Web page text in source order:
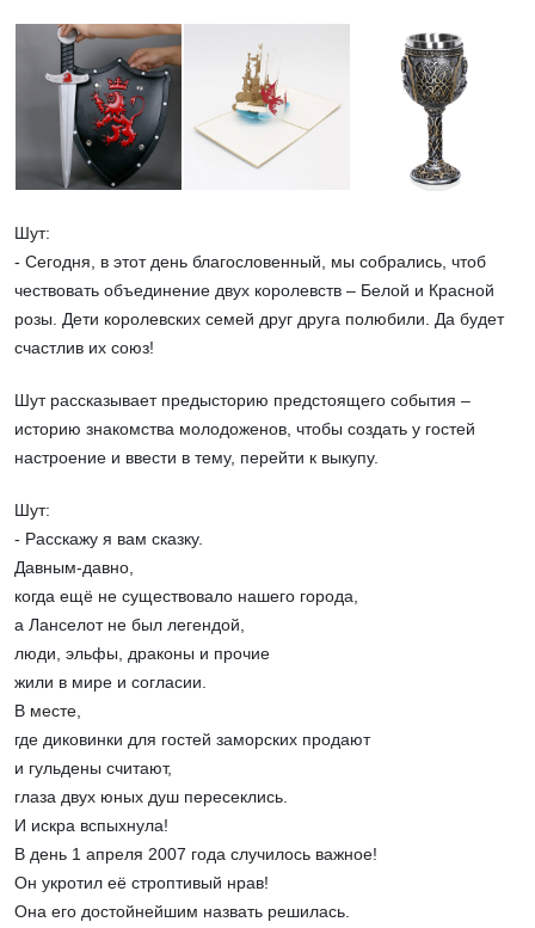
Шут:
- Сегодня, в этот день благословенный, мы собрались, чтоб
чествовать объединение двух королевств – Белой и Красной
розы. Дети королевских семей друг друга полюбили. Да будет
счастлив их союз!
Шут рассказывает предысторию предстоящего события –
историю знакомства молодоженов, чтобы создать у гостей
настроение и ввести в тему, перейти к выкупу.
Шут:
- Расскажу я вам сказку.
Давным-давно,
когда ещё не существовало нашего города,
а Ланселот не был легендой,
люди, эльфы, драконы и прочие
жили в мире и согласии.
В месте,
где диковинки для гостей заморских продают
и гульдены считают,
глаза двух юных душ пересеклись.
И искра вспыхнула!
В день 1 апреля 2007 года случилось важное!
Он укротил её строптивый нрав!
Она его достойнейшим назвать решилась.